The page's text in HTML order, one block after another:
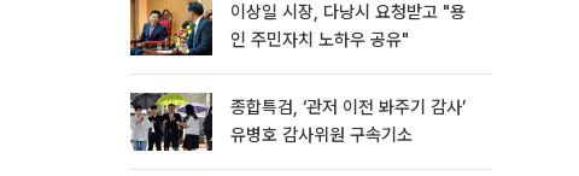
이상일 시장, 다낭시 요청받고 "용
인 주민자치 노하우 공유"
종합특검, ‘관저 이전 봐주기 감사’
유병호 감사위원 구속기소